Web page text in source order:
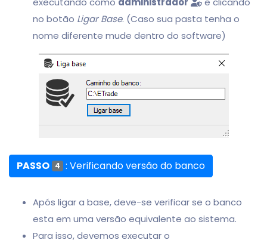
no botão Ligar Base. (Caso sua pasta tenha o
nome diferente mude dentro do software)
PASSO 4 : Verificando versão do banco
Após ligar a base, deve-se verificar se o banco
esta em uma versão equivalente ao sistema.
Para isso, devemos executar o